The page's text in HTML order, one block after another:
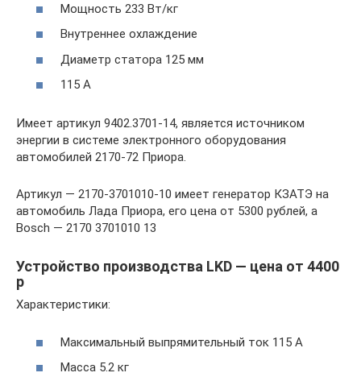
Мощность 233 Вт/кг
Внутреннее охлаждение
Диаметр статора 125 мм
115 А
Имеет артикул 9402.3701-14, является источником
энергии в системе электронного оборудования
автомобилей 2170-72 Приора.
Артикул — 2170-3701010-10 имеет генератор КЗАТЭ на
автомобиль Лада Приора, его цена от 5300 рублей, а
Bosch — 2170 3701010 13
Устройство производства LKD — цена от 4400
р
Характеристики:
Максимальный выпрямительный ток 115 А
Масса 5.2 кг